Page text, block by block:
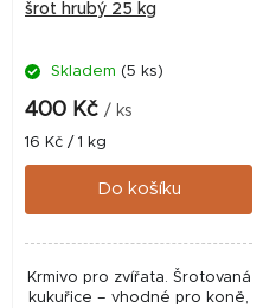
šrot hrubý 25 kg
Skladem (5 ks)
400 Kč / ks
Měrná
cena:
16 Kč / 1 kg
Do košíku
Krmivo pro zvířata. Šrotovaná
kukuřice – vhodné pro koně,